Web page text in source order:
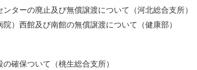
ターの廃止及び無償譲渡について（河北総合支所）
）西館及び南館の無償譲渡について（健康部）
確保ついて（桃生総合支所）